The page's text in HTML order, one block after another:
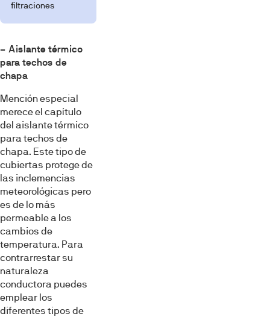
filtraciones
– Aislante térmico
para techos de
chapa
Mención especial
merece el capítulo
del aislante térmico
para techos de
chapa. Este tipo de
cubiertas protege de
las inclemencias
meteorológicas pero
es de lo más
permeable a los
cambios de
temperatura. Para
contrarrestar su
naturaleza
conductora puedes
emplear los
diferentes tipos de